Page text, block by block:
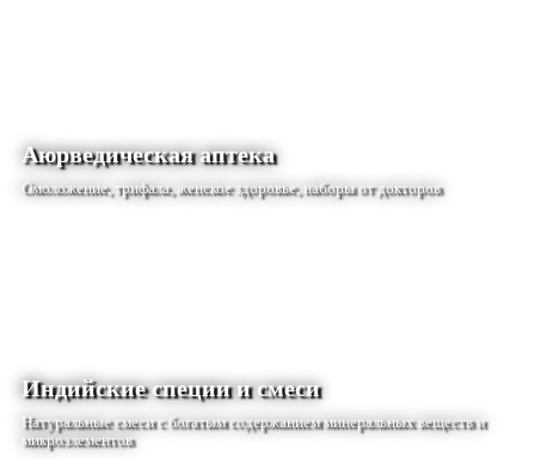
Аюрведическая аптека
Омоложение, трифала, женское здоровье, наборы от докторов
Индийские специи и смеси
Натуральные смеси с богатым содержанием минеральных веществ и
микроэлементов